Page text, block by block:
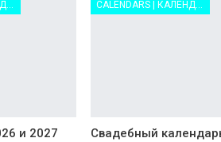
и 2027
Свадебный